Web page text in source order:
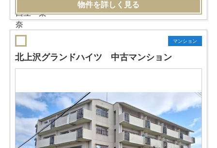
物件を詳しく見る
マンション
北上沢グランドハイツ 中古マンション